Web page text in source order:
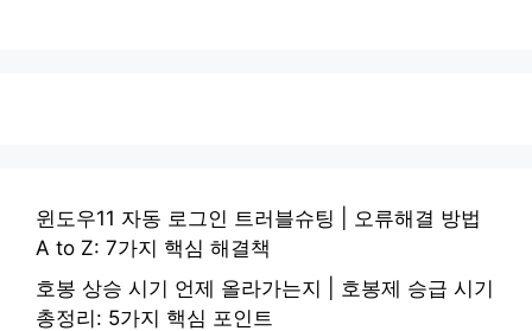
윈도우11 자동 로그인 트러블슈팅 | 오류해결 방법
A to Z: 7가지 핵심 해결책
호봉 상승 시기 언제 올라가는지 | 호봉제 승급 시기
총정리: 5가지 핵심 포인트